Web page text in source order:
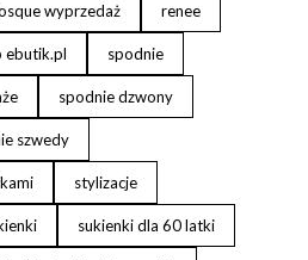
wyprzedaż renee
ebutik.pl spodnie
spodnie dzwony
szwedy
stylizacje
sukienki dla 60 latki